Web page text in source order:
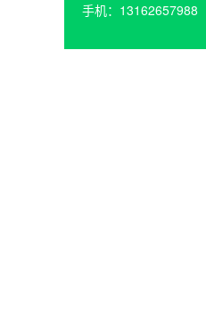
手机：13162657988